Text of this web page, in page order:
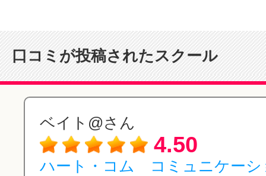
口コミが投稿されたスクール
ベイト@さん
4.50
ハート・コム コミュニケー